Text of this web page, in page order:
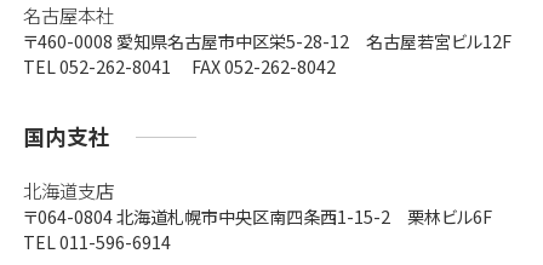
名古屋本社
〒460-0008 愛知県名古屋市中区栄5-28-12 名古屋若宮ビル12F
TEL 052-262-8041 FAX 052-262-8042
国内支社
北海道支店
〒064-0804北海道札幌市中央区南四条西1-15-2 栗林ビル6F
TEL 011-596-6914